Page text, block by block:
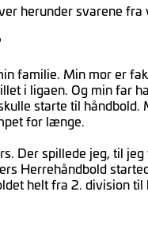
herunder svarene
familie. Min mor er
i ligaen. Og min far
starte til håndbold.
for længe.
Der spillede jeg, til
Herrehåndbold
helt fra 2. division til